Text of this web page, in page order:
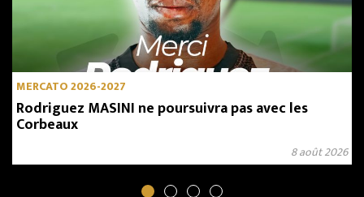
MERCATO 2026-2027
Rodriguez MASINI ne poursuivra pas avec les
Corbeaux
8 août 2026